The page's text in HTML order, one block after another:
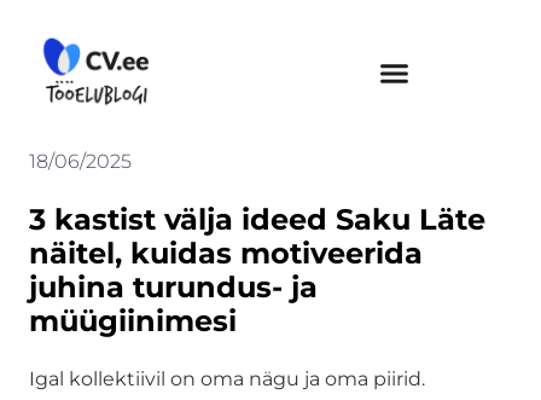
content
18/06/2025
3 kastist välja ideed Saku Läte
näitel, kuidas motiveerida
juhina turundus- ja
müügiinimesi
Igal kollektiivil on oma nägu ja oma piirid.